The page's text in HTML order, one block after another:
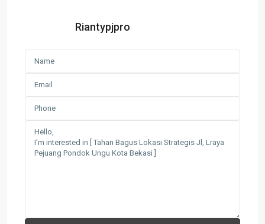
Riantypjpro